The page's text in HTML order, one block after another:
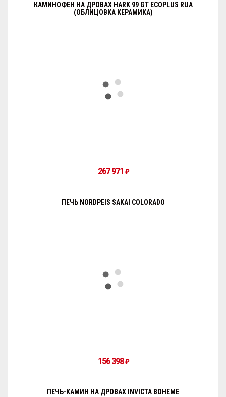
КАМИНОФЕН НА ДРОВАХ HARK 99 GT ECOPLUS RUA
(ОБЛИЦОВКА КЕРАМИКА)
267 971 ₽
ПЕЧЬ NORDPEIS SAKAI COLORADO
156 398₽
ПЕЧЬ-КАМИН НА ДРОВАХ INVICTA BOHEME